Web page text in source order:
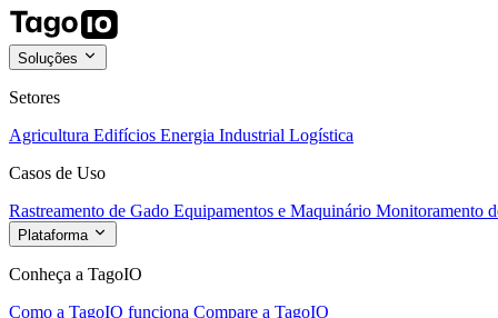
Soluções
Setores
Agricultura Edifícios Energia Industrial Logística
Casos de Uso
Rastreamento de Gado Equipamentos e Maquinário Monitoramento
Plataforma
Conheça a TagoIO
Como a TagoIO funciona Compare a TagoIO